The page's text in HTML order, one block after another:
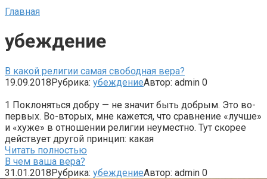
Главная
убеждение
В какой религии самая свободная вера?
19.09.2018Рубрика: убеждениеАвтор: admin 0
1 Поклоняться добру — не значит быть добрым. Это во-
первых. Во-вторых, мне кажется, что сравнение «лучше»
и «хуже» в отношении религии неуместно. Тут скорее
действует другой принцип: какая
Читать полностью
В чем ваша вера?
31.01.2018Рубрика: убеждениеАвтор: admin 0